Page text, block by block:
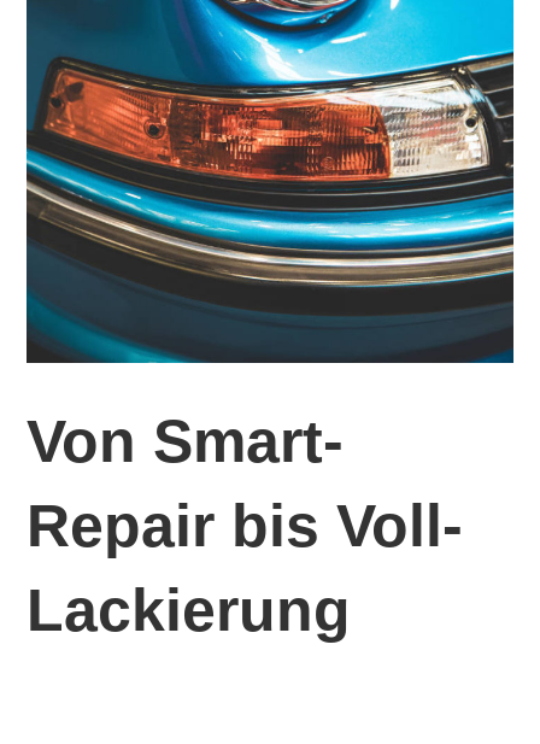
Von Smart-
Repair bis Voll-
Lackierung